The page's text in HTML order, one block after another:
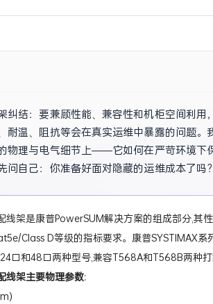
纠结：要兼顾性能、兼容性和机柜空间利
耐温、阻抗等会在真实运维中暴露的问题。
物理与电气细节上——它如何在严苛环境下
问自己：你准备好面对隐藏的运维成本了吗？
线架是康普PowerSUM解决方案的组成部分,其
Class D等级的指标要求。康普SYSTIMAX系
口和48口两种型号,兼容T568A和T568B两种打
线架主要物理参数: